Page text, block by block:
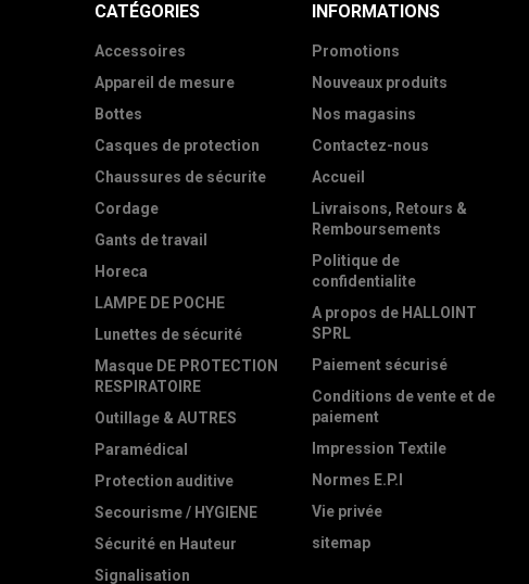
CATÉGORIES
Accessoires
Appareil de mesure
Bottes
Casques de protection
Chaussures de sécurite
Cordage
Gants de travail
Horeca
LAMPE DE POCHE
Lunettes de sécurité
Masque DE PROTECTION
RESPIRATOIRE
Outillage & AUTRES
Paramédical
Protection auditive
Secourisme / HYGIENE
Sécurité en Hauteur
Signalisation
INFORMATIONS
Promotions
Nouveaux produits
Nos magasins
Contactez-nous
Accueil
Livraisons, Retours &
Remboursements
Politique de
confidentialite
A propos de HALLOINT
SPRL
Paiement sécurisé
Conditions de vente et de
paiement
Impression Textile
Normes E.P.I
Vie privée
sitemap